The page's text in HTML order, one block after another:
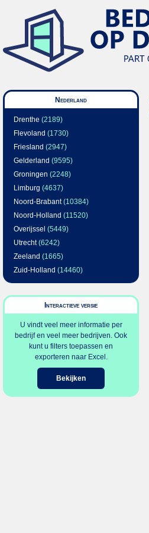
Nederland
Drenthe (2189)
Flevoland (1730)
Friesland (2947)
Gelderland (9595)
Groningen (2248)
Limburg (4637)
Noord-Brabant(10384)
Noord-Holland (11520)
Overijssel (5449)
Utrecht(6242)
Zeeland (1665)
Zuid-Holland (14460)
Interactieve versie
U vindt veel meer informatie per
bedrijf en veel meer bedrijven. Ook
kunt u filters toepassen en
exporteren naar Excel.
Bekijken